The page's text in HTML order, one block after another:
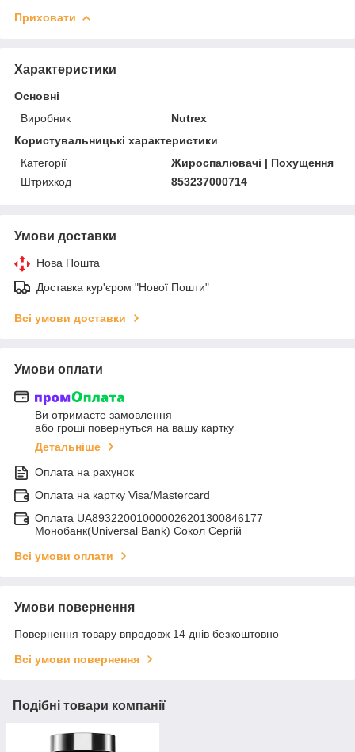
Приховати
Характеристики
Основні
Виробник
Nutrex
Користувальницькі характеристики
Категорії
Жироспалювачі | Похущення
Штрихкод
853237000714
Умови доставки
Нова Пошта
Доставка кур'єром "Нової Пошти"
Всі умови доставки
Умови оплати
Ви отримаєте замовлення
або гроші повернуться на вашу картку
Детальніше
Оплата на рахунок
Оплата на картку Visa/Mastercard
Оплата UA893220010000026201300846177
Монобанк(Universal Bank) Сокол Сергій
Всі умови оплати
Умови повернення
Повернення товару впродовж 14 днів безкоштовно
Всі умови повернення
Подібні товари компанії